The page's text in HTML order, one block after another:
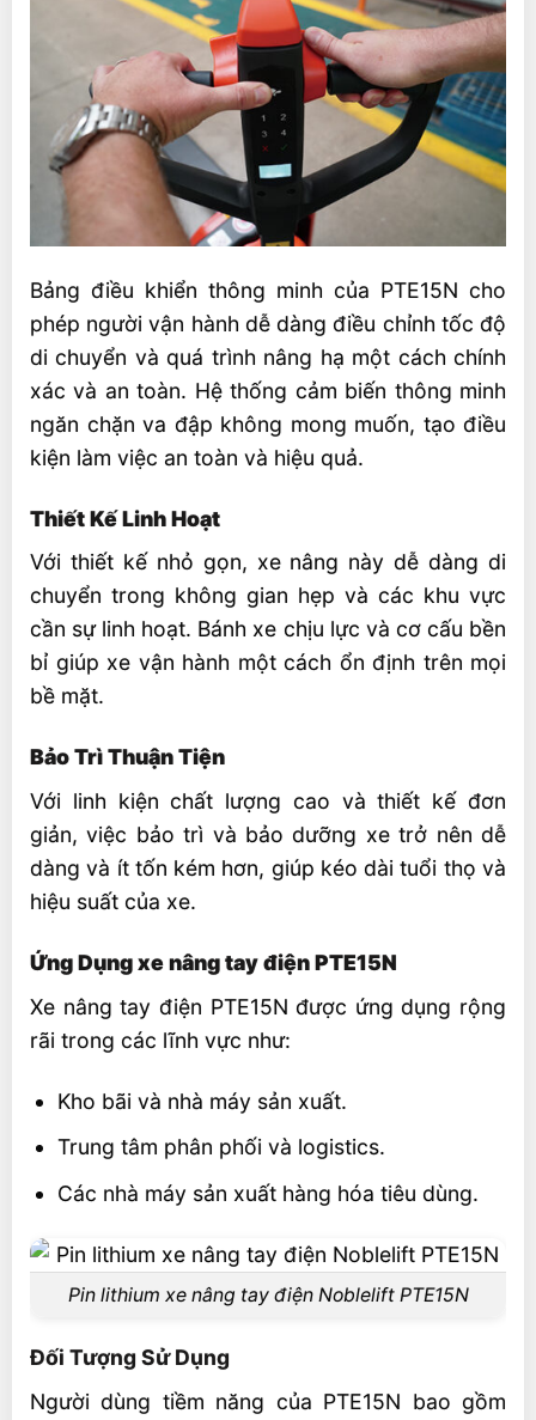
Bảng điều khiển thông minh của PTE15N cho
phép người vận hành dễ dàng điều chỉnh tốc độ
di chuyển và quá trình nâng hạ một cách chính
xác và an toàn. Hệ thống cảm biến thông minh
ngăn chặn va đập không mong muốn, tạo điều
kiện làm việc an toàn và hiệu quả.
Thiết Kế Linh Hoạt
Với thiết kế nhỏ gọn, xe nâng này dễ dàng di
chuyển trong không gian hẹp và các khu vực
cần sự linh hoạt. Bánh xe chịu lực và cơ cấu bền
bỉ giúp xe vận hành một cách ổn định trên mọi
bề mặt.
Bảo Trì Thuận Tiện
Với linh kiện chất lượng cao và thiết kế đơn
giản, việc bảo trì và bảo dưỡng xe trở nên dễ
dàng và ít tốn kém hơn, giúp kéo dài tuổi thọ và
hiệu suất của xe.
Ứng Dụng xe nâng tay điện PTE15N
Xe nâng tay điện PTE15N được ứng dụng rộng
rãi trong các lĩnh vực như:
Kho bãi và nhà máy sản xuất.
Trung tâm phân phối và logistics.
Các nhà máy sản xuất hàng hóa tiêu dùng.
Pin lithium xe nâng tay điện Noblelift PTE15N
Đối Tượng Sử Dụng
Người dùng tiềm năng của PTE15N bao gồm